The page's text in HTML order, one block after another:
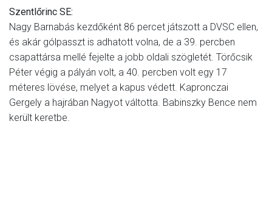
Szentlőrinc SE:
Nagy Barnabás kezdőként 86 percet játszott a DVSC ellen,
és akár gólpasszt is adhatott volna, de a 39. percben
csapattársa mellé fejelte a jobb oldali szögletét. Törőcsik
Péter végig a pályán volt, a 40. percben volt egy 17
méteres lövése, melyet a kapus védett. Kapronczai
Gergely a hajrában Nagyot váltotta. Babinszky Bence nem
került keretbe.